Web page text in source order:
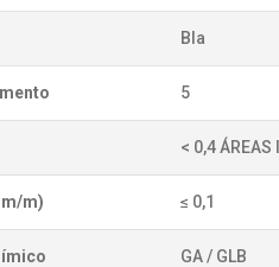
BIa
5
< 0,4 ÁREAS
m) ≤ 0,1
GA / GLB